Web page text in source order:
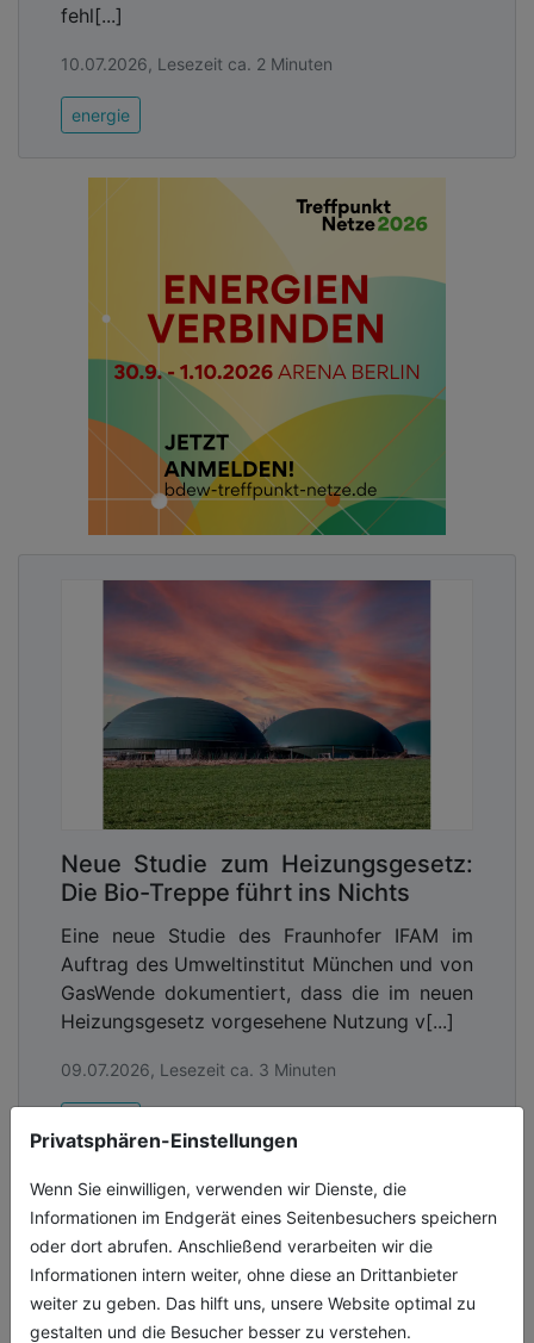
Privatsphären-Einstellungen
Wenn Sie einwilligen, verwenden wir Dienste, die
Informationen im Endgerät eines Seitenbesuchers speichern
oder dort abrufen. Anschließend verarbeiten wir die
Informationen intern weiter, ohne diese an Drittanbieter
weiter zu geben. Das hilft uns, unsere Website optimal zu
gestalten und die Besucher besser zu verstehen.
fehl[...]
10.07.2026, Lesezeit ca. 2 Minuten
energie
Neue Studie zum Heizungsgesetz:
Die Bio-Treppe führt ins Nichts
Eine neue Studie des Fraunhofer IFAM im
Auftrag des Umweltinstitut München und von
GasWende dokumentiert, dass die im neuen
Heizungsgesetz vorgesehene Nutzung v[...]
09.07.2026, Lesezeit ca. 3 Minuten